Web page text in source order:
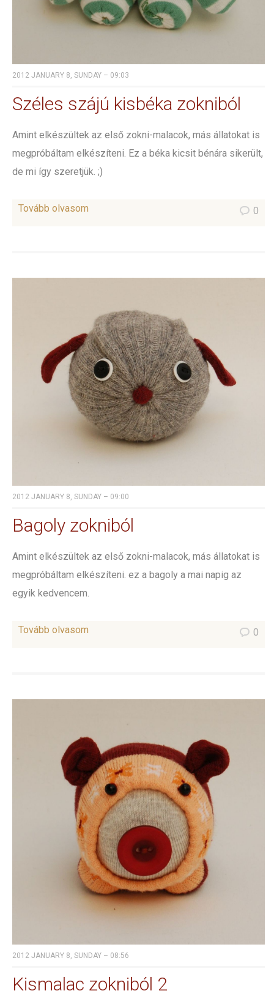
2012 JANUARY 8, SUNDAY – 09:03
Széles szájú kisbéka zokniból
Amint elkészültek az első zokni-malacok, más állatokat is
megpróbáltam elkészíteni. Ez a béka kicsit bénára sikerült,
de mi így szeretjük. ;)
Tovább olvasom 0
2012 JANUARY 8, SUNDAY – 09:00
Bagoly zokniból
Amint elkészültek az első zokni-malacok, más állatokat is
megpróbáltam elkészíteni. ez a bagoly a mai napig az
egyik kedvencem.
Tovább olvasom 0
2012 JANUARY 8, SUNDAY – 08:56
Kismalac zokniból 2